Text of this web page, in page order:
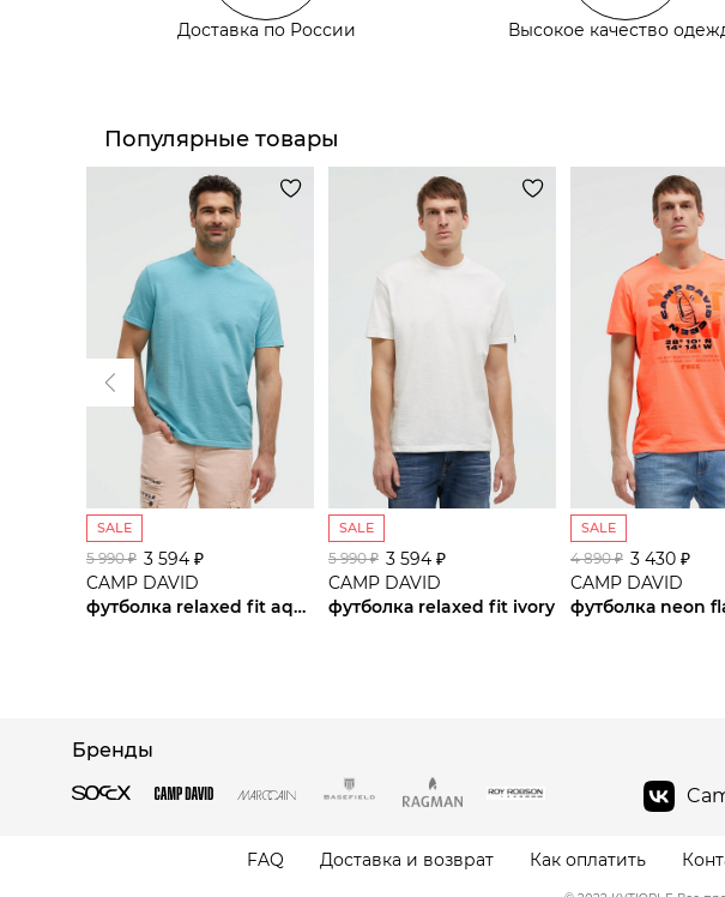
Доставка по России Высокое качество
Популярные товары
SALE
5 990 ₽ 3 594 ₽
CAMP DAVID
футболка relaxed fit aqua
SALE
5 990 ₽ 3 594 ₽
CAMP DAVID
футболка relaxed fit ivory
SALE
4 890 ₽ 3 430 ₽
CAMP DAVID
футболка neon
Бренды
FAQ Доставка и возврат Как оплатить